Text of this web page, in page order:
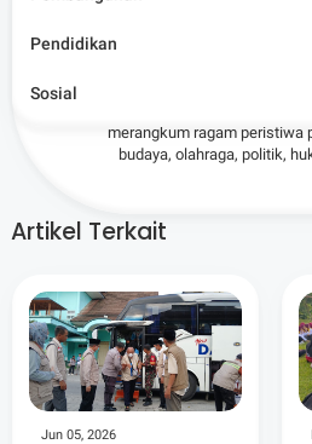
merangkum ragam peristiwa
budaya, olahraga, politik,
Artikel Terkait
Jun 05, 2026
Pendidikan
Sosial